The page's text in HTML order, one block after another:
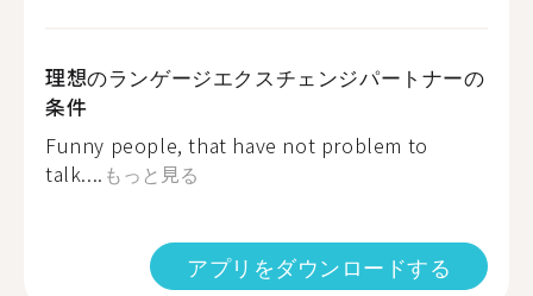
理想のランゲージエクスチェンジパートナーの
条件
Funny people, that have not problem to
talk.... もっと見る
アプリをダウンロードする